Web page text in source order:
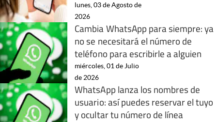
lunes, 03 de Agosto de
2026
Cambia WhatsApp para siempre: ya
no se necesitará el número de
teléfono para escribirle a alguien
miércoles, 01 de Julio
de 2026
WhatsApp lanza los nombres de
usuario: así puedes reservar el tuyo
y ocultar tu número de línea